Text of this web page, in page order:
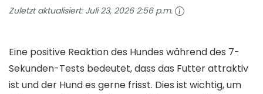
Zuletzt aktualisiert: Juli 23, 2026 2:56 p.m.
Eine positive Reaktion des Hundes während des 7-
Sekunden-Tests bedeutet, dass das Futter attraktiv
ist und der Hund es gerne frisst. Dies ist wichtig, um